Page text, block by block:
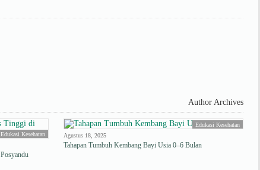
Author Archives
Edukasi Kesehatan
Edukasi Kesehatan
Agustus 18, 2025
Tahapan Tumbuh Kembang Bayi Usia 0–6 Bulan